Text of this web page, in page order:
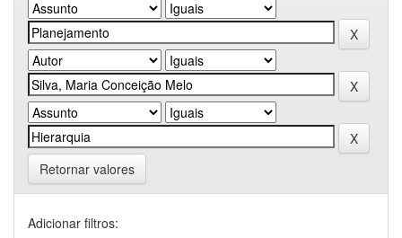
Retornar valores
Adicionar filtros: